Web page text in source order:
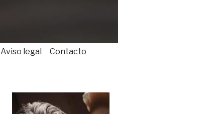
Aviso legal Contacto